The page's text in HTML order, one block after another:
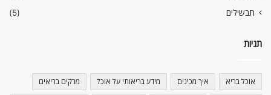
תבשילים
(5)
תגיות
אוכל בריא איך מכינים מידע בריאותי על אוכל מרקים בריאים